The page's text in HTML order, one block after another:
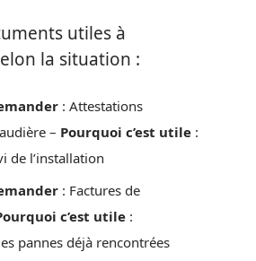
utiles à
la situation :
: Attestations
– Pourquoi c’est utile :
de l’installation
: Factures de
c’est utile :
pannes déjà rencontrées